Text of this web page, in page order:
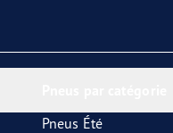
Pneus Été